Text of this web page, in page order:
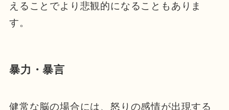
えることでより悲観的になることもありま
す。
暴力・暴言
健常な脳の場合には、怒りの感情が出現する